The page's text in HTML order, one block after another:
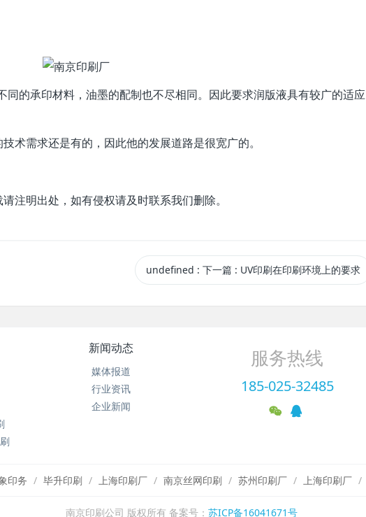
同的承印材料，油墨的配制也不尽相同。因此要求润版液具有较广的适应
术需求还是有的，因此他的发展道路是很宽广的。
注明出处，如有侵权请及时联系我们删除。
undefined :下一篇 : UV印刷在印刷环境上的要求
新闻动态
媒体报道
行业资讯
企业新闻
服务热线
185-025-32485
印务 毕升印刷 上海印刷厂 南京丝网印刷 苏州印刷厂 上海印刷厂
南京印刷公司 版权所有 备案号： 苏ICP备16041671号